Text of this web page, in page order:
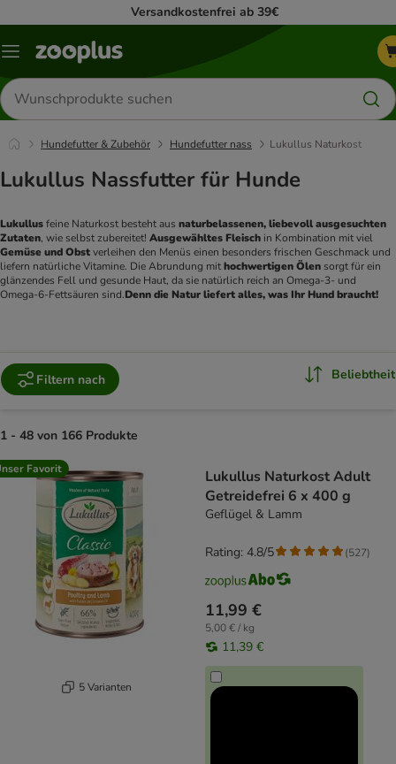
Versandkostenfrei ab 39€
Menü
Produkte
suchen
Hundefutter & Zubehör Hundefutter nass Lukullus Naturkost
Lukullus Nassfutter für Hunde
Lukullus feine Naturkost besteht aus naturbelassenen, liebevoll ausgesuchten
Zutaten, wie selbst zubereitet! Ausgewähltes Fleisch
Gemüse und Obst verleihen den Menüs einen besonders frischen Geschmack und
liefern natürliche Vitamine. Die Abrundung mit hochwertigen Ölen sorgt für ein
glänzendes Fell und gesunde Haut, da sie natürlich reich an Omega-3- und
Omega-6-Fettsäuren sind.Denn die Natur liefert alles, was Ihr Hund braucht!
Filtern nach Beliebtheit
1 - 48 von 166 Produkte
product items have been changed
Favorit
5 Varianten
Lukullus Naturkost Adult
Getreidefrei 6 x 400 g
Geflügel & Lamm
11,99 €
5,00 € / kg
11,39 €
Rating: 4.8/5 (527)